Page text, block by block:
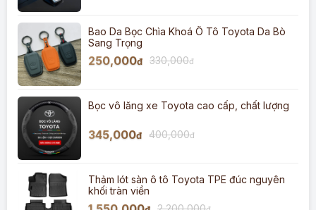
Bao Da Bọc Chìa Khoá Ô Tô Toyota Da Bò
Sang Trọng
250,000đ 330,000đ
Bọc vô lăng xe Toyota cao cấp, chất lượng
345,000đ 400,000đ
Thảm lót sàn ô tô Toyota TPE đúc nguyên
khối tràn viền